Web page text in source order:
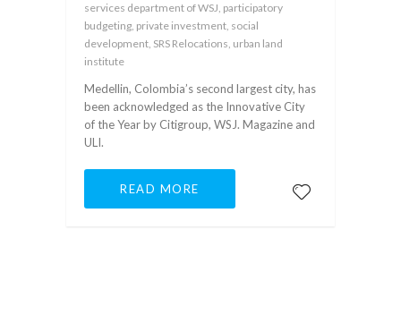
services department of WSJ, participatory
budgeting, private investment, social
development, SRS Relocations, urban land
institute
Medellin, Colombia’s second largest city, has
been acknowledged as the Innovative City
of the Year by Citigroup, WSJ. Magazine and
ULI.
READ MORE